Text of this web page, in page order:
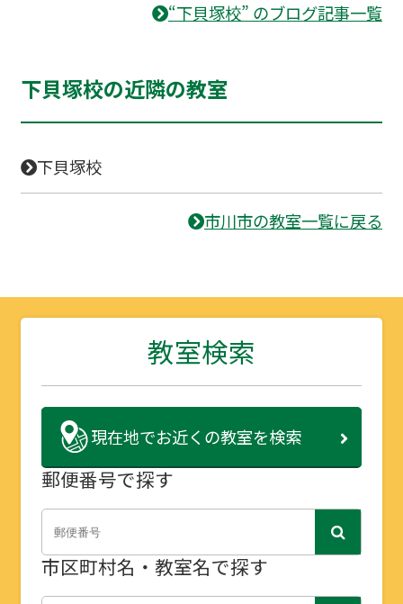
“下貝塚校” のブログ記事一覧
下貝塚校の近隣の教室
下貝塚校
市川市の教室一覧に戻る
教室検索
現在地でお近くの教室を検索
郵便番号で探す
市区町村名・教室名で探す